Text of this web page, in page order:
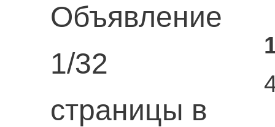
Объявление
1/32
страницы в